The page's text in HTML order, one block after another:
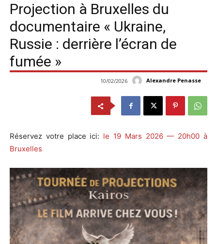
Projection à Bruxelles du
documentaire « Ukraine,
Russie : derrière l’écran de
fumée »
Alexandre Penasse
10/02/2026
Réservez votre place ici: le 19 Mars 2026 — 20h00 à
Bruxelles